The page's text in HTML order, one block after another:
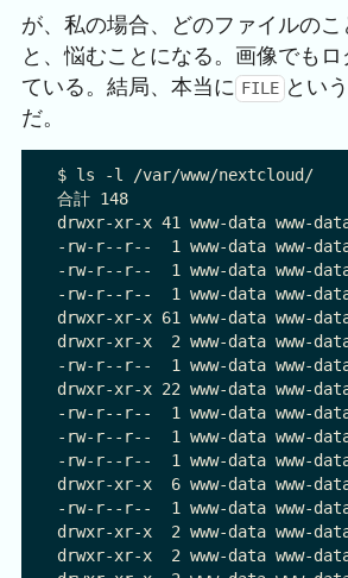
が、私の場合、どのファイルの
と、悩むことになる。画像でもロ
ている。結局、本当に FILE とい
だ。
$ ls -l /var/www/nextcloud/
合計 148
drwxr-xr-x 41 www-data www-
-rw-r--r--  1 www-data www-data
-rw-r--r--  1 www-data www-data
-rw-r--r--  1 www-data www-
drwxr-xr-x 61 www-data www-
drwxr-xr-x  2 www-data www-
-rw-r--r--  1 www-data www-
drwxr-xr-x 22 www-data www-
-rw-r--r--  1 www-data www-
-rw-r--r--  1 www-data www-
-rw-r--r--  1 www-data www-
drwxr-xr-x  6 www-data www-
-rw-r--r--  1 www-data www-
drwxr-xr-x  2 www-data www-
drwxr-xr-x  2 www-data www-